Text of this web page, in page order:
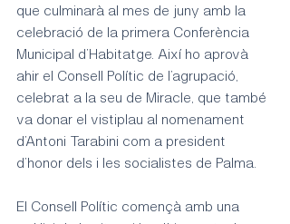
que culminarà al mes de juny amb la
celebració de la primera Conferència
Municipal d’Habitatge. Així ho aprovà
ahir el Consell Polític de l’agrupació,
celebrat a la seu de Miracle, que també
va donar el vistiplau al nomenament
d’Antoni Tarabini com a president
d’honor dels i les socialistes de Palma.
El Consell Polític començà amb una